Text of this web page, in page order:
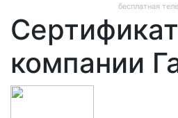
бесплатная
компании